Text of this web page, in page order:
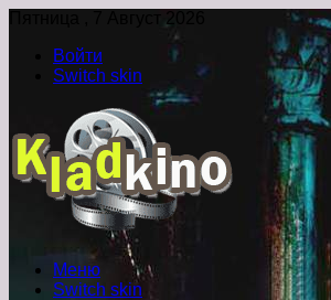
Пятница , 7 Август 2026
Войти
Switch skin
Меню
Switch skin